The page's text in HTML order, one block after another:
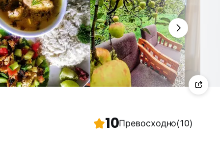
10Превосходно(10)